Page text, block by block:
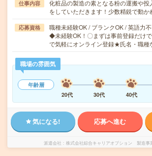
仕事内容
化粧品の製造の素となる粉の運搬や
をしていただきます！少数精鋭で動
応募資格
職種未経験OK / ブランクOK / 英語力
◆未経験OK！〇まずは事前登録だけ
で気軽にオンライン登録★氏名・職
職場の雰囲気
年齢層
20代
30代 40代
気になる! 応募へ進む
派遣会社 株式会社綜合キャリアオプション 製造事